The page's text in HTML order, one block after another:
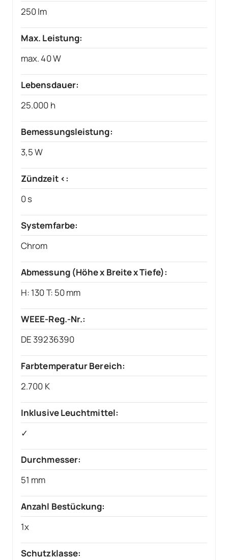
250 lm
Max. Leistung:
max. 40 W
Lebensdauer:
25.000 h
Bemessungsleistung:
3,5 W
Zündzeit <:
0 s
Systemfarbe:
Chrom
Abmessung (Höhe x Breite x Tiefe):
H: 130 T: 50 mm
WEEE-Reg.-Nr.:
DE 39236390
Farbtemperatur Bereich:
2.700 K
Inklusive Leuchtmittel:
✓
Durchmesser:
51 mm
Anzahl Bestückung:
1x
Schutzklasse: